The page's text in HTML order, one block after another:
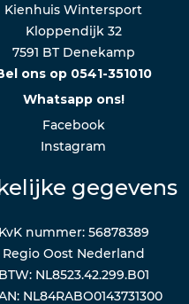
Kienhuis Wintersport
Kloppendijk 32
7591 BT Denekamp
ons op 0541-351010
Whatsapp ons!
Facebook
Instagram
gegevens
KvK nummer: 56878389
Regio Oost Nederland
BTW: NL8523.42.299.B01
NL84RABO0143731300